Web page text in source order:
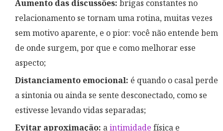
Aumento das discussões: brigas constantes no
relacionamento se tornam uma rotina, muitas vezes
sem motivo aparente, e o pior: você não entende bem
de onde surgem, por que e como melhorar esse
aspecto;
Distanciamento emocional: é quando o casal perde
a sintonia ou ainda se sente desconectado, como se
estivesse levando vidas separadas;
Evitar aproximação: aintimidade física e